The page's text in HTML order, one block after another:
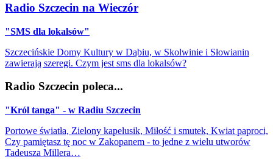
Radio Szczecin na Wieczór
"SMS dla lokalsów"
Szczecińskie Domy Kultury w Dąbiu, w Skolwinie i Słowianin
zawierają szeregi. Czym jest sms dla lokalsów?
Radio Szczecin poleca...
"Król tanga" - w Radiu Szczecin
Portowe światła, Zielony kapelusik, Miłość i smutek, Kwiat paproci,
Czy pamiętasz tę noc w Zakopanem - to jedne z wielu utworów
Tadeusza Millera…